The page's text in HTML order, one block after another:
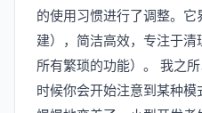
的使用习惯进行了调整。
建），简洁高效，专注于
所有繁琐的功能）。 我之
时候你会开始注意到某种